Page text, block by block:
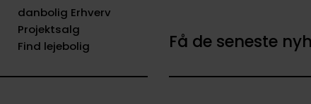
Få de seneste
danbolig Erhverv
Projektsalg
Find lejebolig